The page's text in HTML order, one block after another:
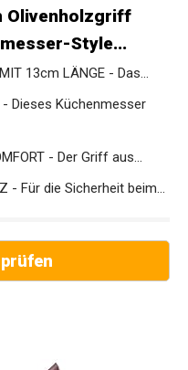
Olivenholzgriff
Style...
13cm LÄNGE - Das...
- Dieses Küchenmesser
- Der Griff aus...
- Für die Sicherheit beim...